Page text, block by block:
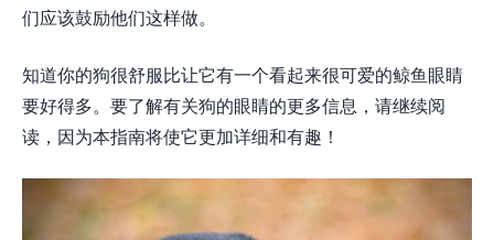
们应该鼓励他们这样做。
知道你的狗很舒服比让它有一个看起来很可爱的鲸鱼眼睛
要好得多。要了解有关狗的眼睛的更多信息，请继续阅
读，因为本指南将使它更加详细和有趣！